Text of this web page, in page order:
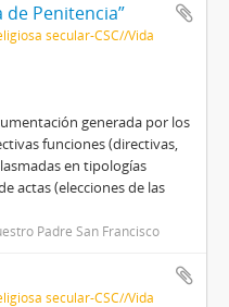
de Penitencia”
secular-CSC//Vida
generada por los
funciones (directivas,
en tipologías
actas (elecciones de las
Padre San Francisco
secular-CSC//Vida